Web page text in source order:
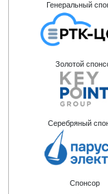
Генеральный
Золотой
Серебряный
Спонсор